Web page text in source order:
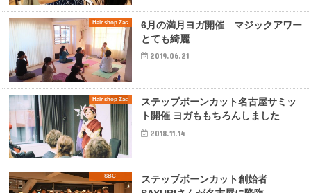
Hair shop Zac
6月の満月ヨガ開催 マジックアワー
とても綺麗
2019.06.21
Hair shop Zac
ステップボーンカット名古屋サミッ
ト開催 ヨガももちろんしました
2018.11.14
SBC
ステップボーンカット創始者